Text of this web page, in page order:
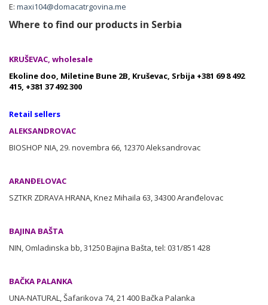
E: maxi104@domacatrgovina.me
Where to find our products in Serbia
KRUŠEVAC, wholesale
Ekoline doo, Miletine Bune 2B, Kruševac, Srbija +381 69 8 492
415, +381 37 492 300
Retail sellers
ALEKSANDROVAC
BIOSHOP NIA, 29. novembra 66, 12370 Aleksandrovac
ARANĐELOVAC
SZTKR ZDRAVA HRANA, Knez Mihaila 63, 34300 Aranđelovac
BAJINA BAŠTA
NIN, Omladinska bb, 31250 Bajina Bašta, tel: 031/851 428
BAČKA PALANKA
UNA-NATURAL, Šafarikova 74, 21 400 Bačka Palanka